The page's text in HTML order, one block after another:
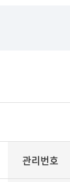
관리번호